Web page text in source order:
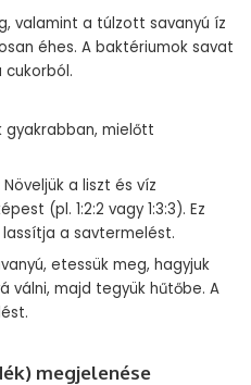
valamint a túlzott savanyú íz
éhes. A baktériumok savat
cukorból.
gyakrabban, mielőtt
Növeljük a liszt és víz
(pl. 1:2:2 vagy 1:3:3). Ez
a savtermelést.
etessük meg, hagyjuk
válni, majd tegyük hűtőbe. A
megjelenése